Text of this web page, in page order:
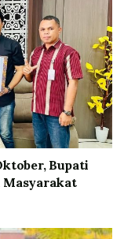
Bupati
Masyarakat